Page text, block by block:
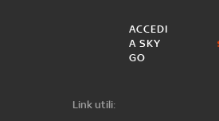
ACCEDI
A SKY
GO
Link utili: